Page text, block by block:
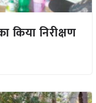
किया निरीक्षण